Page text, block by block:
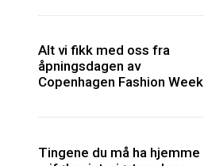
Alt vi fikk med oss fra
åpningsdagen av
Copenhagen Fashion Week
Tingene du må ha hjemme